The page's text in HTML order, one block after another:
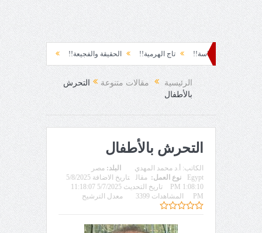
سياسة!! تاج الهرمية!! الحقيقة والفجيعة!! لِقاءُ في المَطَرِ! أين
الرئيسية مقالات متنوعة
التحرش
بالأطفال
التحرش بالأطفال
الكاتب: أ.د محمد المهدي البلد: مصر
Egypt
نوع العمل: مقال
تاريخ الاضافة 5/8/2025
1:08:10 PM
تاريخ التحديث 5/7/2025 11:18:07
PM
المشاهدات 3399 معدل الترشيح